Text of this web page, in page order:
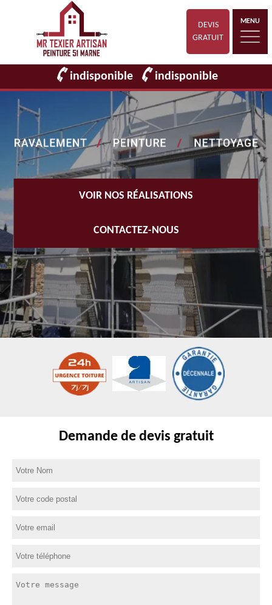
DEVIS
GRATUIT
MENU
indisponible indisponible
VOIR NOS RÉALISATIONS
CONTACTEZ-NOUS
Demande de devis gratuit